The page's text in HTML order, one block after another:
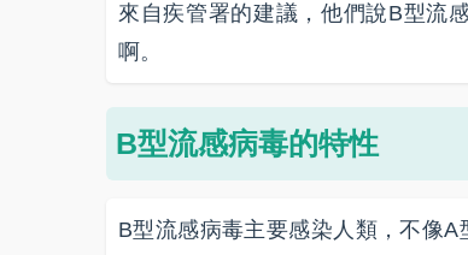
來自疾管署的建議，他們說B型流
啊。
B型流感病毒的特性
B型流感病毒主要感染人類，不像